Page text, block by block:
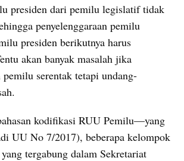
presiden dari pemilu legislatif tidak
penyelenggaraan pemilu
presiden berikutnya harus
akan banyak masalah jika
pemilu serentak tetapi undang-
kodifikasi RUU Pemilu—yang
UU No 7/2017), beberapa kelompok
tergabung dalam Sekretariat